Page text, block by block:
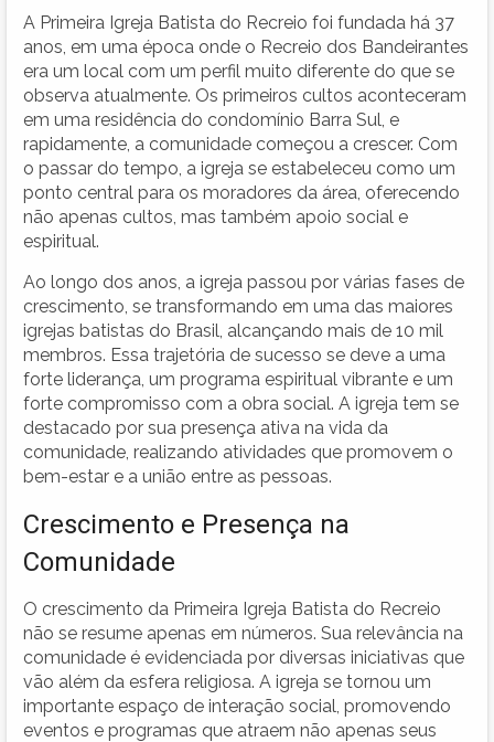
A Primeira Igreja Batista do Recreio foi fundada há 37
anos, em uma época onde o Recreio dos Bandeirantes
era um local com um perfil muito diferente do que se
observa atualmente. Os primeiros cultos aconteceram
em uma residência do condomínio Barra Sul, e
rapidamente, a comunidade começou a crescer. Com
o passar do tempo, a igreja se estabeleceu como um
ponto central para os moradores da área, oferecendo
não apenas cultos, mas também apoio social e
espiritual.
Ao longo dos anos, a igreja passou por várias fases de
crescimento, se transformando em uma das maiores
igrejas batistas do Brasil, alcançando mais de 10 mil
membros. Essa trajetória de sucesso se deve a uma
forte liderança, um programa espiritual vibrante e um
forte compromisso com a obra social. A igreja tem se
destacado por sua presença ativa na vida da
comunidade, realizando atividades que promovem o
bem-estar e a união entre as pessoas.
Crescimento e Presença na
Comunidade
O crescimento da Primeira Igreja Batista do Recreio
não se resume apenas em números. Sua relevância na
comunidade é evidenciada por diversas iniciativas que
vão além da esfera religiosa. A igreja se tornou um
importante espaço de interação social, promovendo
eventos e programas que atraem não apenas seus